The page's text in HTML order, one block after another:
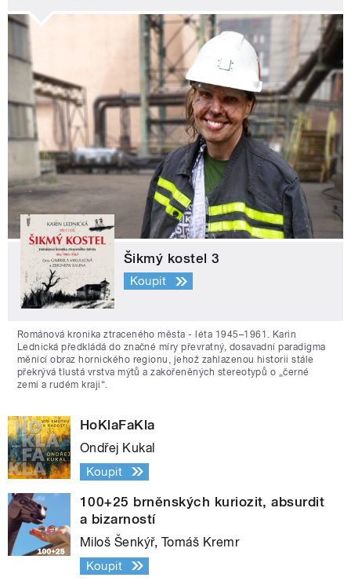
Šikmý kostel 3
Koupit
Románová kronika ztraceného města - léta 1945–1961. Karin
Lednická předkládá do značné míry převratný, dosavadní paradigma
měnící obraz hornického regionu, jehož zahlazenou historii stále
překrývá tlustá vrstva mýtů a zakořeněných stereotypů o „černé
zemi a rudém kraji“.
HoKlaFaKla
Ondřej Kukal
Koupit
100+25 brněnských kuriozit, absurdit
a bizarností
Miloš Šenkýř, Tomáš Kremr
Koupit